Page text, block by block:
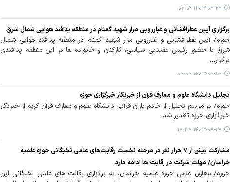
۱۴۰۳-۰۸-۲۸ ۰۷:۰۹
برگزاری آیین عطرافشانی و غبارروبی مزار شهید گمنام در منطقه پدافند هوایی شمال شرق
حوزه/ آیین عطرافشانی و غبارروبی مزار شهید گمنام در منطقه پدافند هوایی شمال
شرق با حضور رئیس عقیدتی سیاسی، کارکنان و خانواده ها در این منطقه پدافندی
برگزار…
۱۴۰۳-۰۸-۲۸ ۰۸:۰۸
تجلیل دانشگاه علوم و معارف قرآن از خبرنگار خبرگزاری حوزه
حوزه/ در مراسم تجلیل از خادم یاران قرآنی دانشگاه علوم و معارف قرآن کریم از خبرنگار
خبرگزاری حوزه تقدیر شد.
۱۴۰۳-۰۸-۲۷ ۱۷:۳۸
مشارکت بیش از ۷ هزار نفر در مرحله نخست رقابت‌های علمی نخبگانی حوزه علمیه
خراسان/ مهلت شرکت در رقابت ها ادامه دارد
حوزه/ معاون علمی حوزه علمیه خراسان، به برگزاری رقابت های علمی نخبگانی این